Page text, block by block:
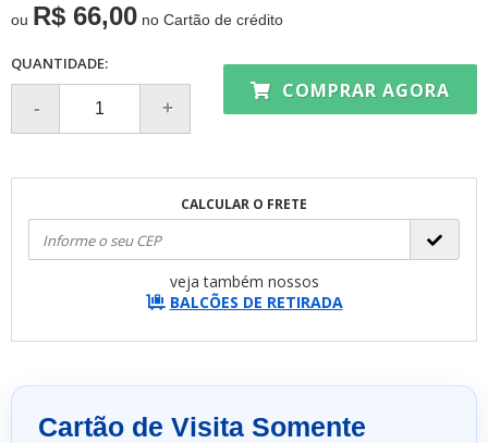
ou R$ 66,00 no Cartão de crédito
QUANTIDADE:
COMPRAR AGORA
CALCULAR O FRETE
veja também nossos
BALCÕES DE RETIRADA
Cartão de Visita Somente